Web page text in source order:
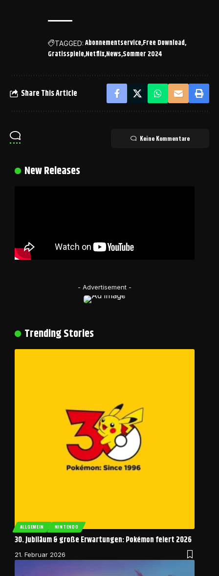
TAGGED: Abonnementservice Free Download
Gratisspiele NetflixNews Sommer 2024
Share This Article
Keine Kommentare
New Releases
- Advertisement -
Trending Stories
ALLGEMEIN NINTENDO
30. Jubiläum & große Erwartungen: Pokémon feiert 2026
21. Februar 2026